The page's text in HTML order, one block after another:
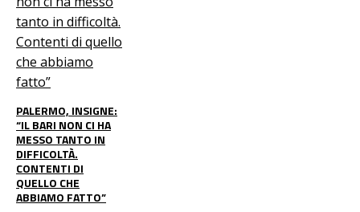
PALERMO, INSIGNE:
“IL BARI NON CI HA
MESSO TANTO IN
DIFFICOLTÀ.
CONTENTI DI
QUELLO CHE
ABBIAMO FATTO”